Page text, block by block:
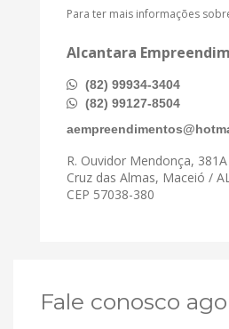
Para ter mais informações
Alcantara
(82) 99934-3404
(82) 99127-8504
R. Ouvidor Mendonça, 381A
Cruz das Almas, Maceió /
CEP 57038-380
Fale conosco